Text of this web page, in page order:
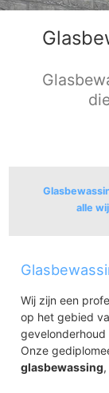
alle
Huis ter
Bosch en Duin
Beukbergen
Den Dolder-
Den Dolder-
Wij zijn een
op het gebied
Onze
glasbewassing